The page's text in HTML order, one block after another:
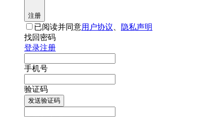
注册
已阅读并同意用户协议
隐私声明
找回密码
登录注册
手机号
验证码
发送验证码